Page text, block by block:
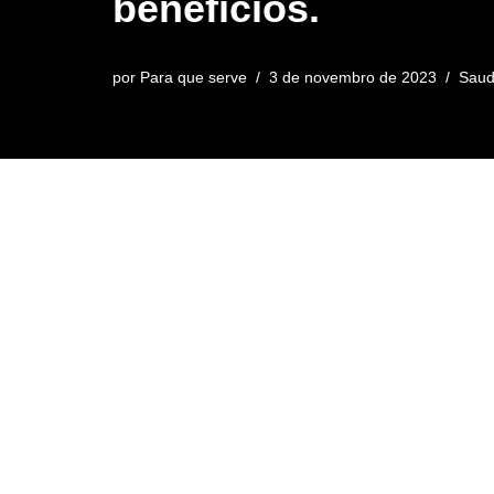
por Para que serve 3 de novembro de 2023